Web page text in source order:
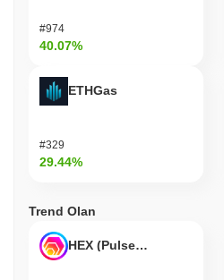
#974
40.07%
ETHGas
#329
29.44%
Trend Olan
HEX (Pulsechain)